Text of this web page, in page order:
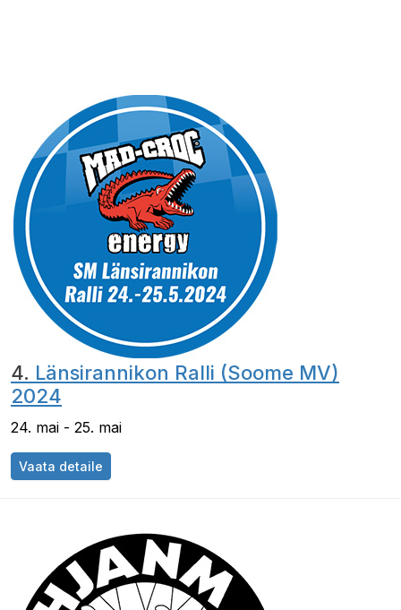
4. Länsirannikon Ralli (Soome MV)
2024
24. mai - 25. mai
Vaata detaile